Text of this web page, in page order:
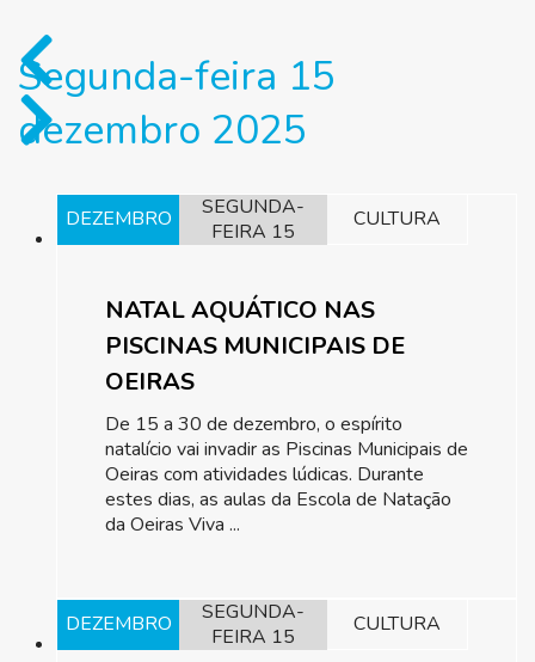
Segunda-feira 15
dezembro 2025
DEZEMBRO
SEGUNDA-
FEIRA 15
CULTURA
NATAL AQUÁTICO NAS
PISCINAS MUNICIPAIS DE
OEIRAS
De 15 a 30 de dezembro, o espírito
natalício vai invadir as Piscinas Municipais de
Oeiras com atividades lúdicas. Durante
estes dias, as aulas da Escola de Natação
da Oeiras Viva ...
DEZEMBRO
SEGUNDA-
FEIRA 15
CULTURA